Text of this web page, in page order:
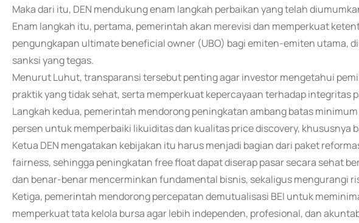
Maka dari itu, DEN mendukung enam langkah perbaikan yang telah
Enam langkah itu, pertama, pemerintah akan merevisi dan memperkuat
pengungkapan ultimate beneficial owner (UBO) bagi emiten-emiten utama,
sanksi yang tegas.
Menurut Luhut, transparansi tersebut penting agar investor mengetahui
praktik yang tidak sehat, serta memperkuat kepercayaan terhadap integritas
Langkah kedua, pemerintah mendorong peningkatan ambang batas
persen untuk memperbaiki likuiditas dan kualitas price discovery, khususnya
Ketua DEN mengatakan kebijakan itu harus menjadi bagian dari paket
fairness, sehingga peningkatan free float dapat diserap pasar secara sehat
dan benar-benar mencerminkan fundamental bisnis, sekaligus mengurangi
Ketiga, pemerintah mendorong percepatan demutualisasi BEI untuk
memperkuat tata kelola bursa agar lebih independen, profesional, dan